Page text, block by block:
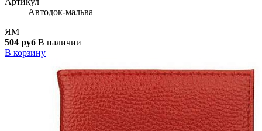
Автодок-мальва
ЯМ
504 руб В наличии
В корзину